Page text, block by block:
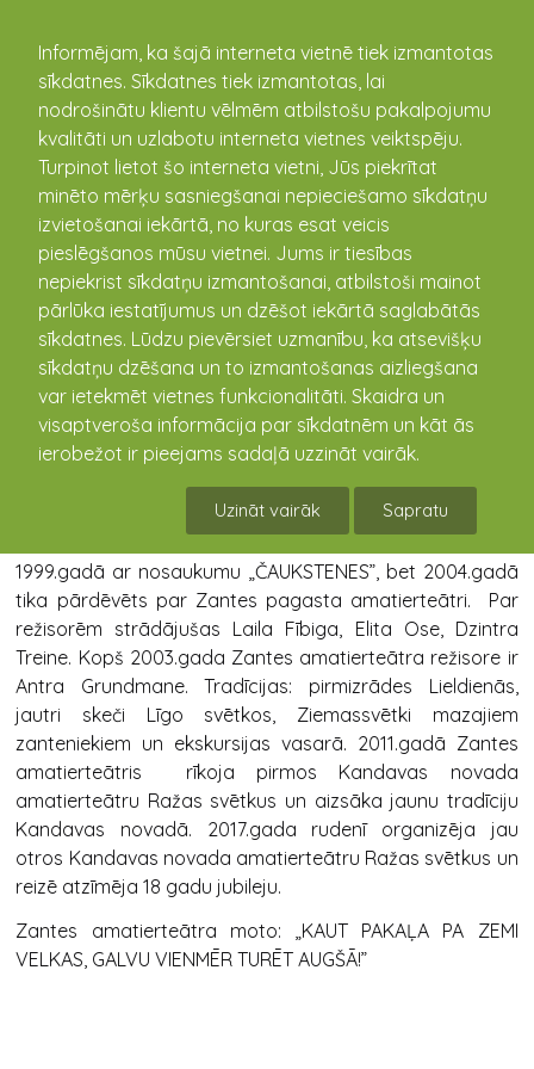
Informējam, ka šajā interneta vietnē tiek izmantotas
sīkdatnes. Sīkdatnes tiek izmantotas, lai
nodrošinātu klientu vēlmēm atbilstošu pakalpojumu
kvalitāti un uzlabotu interneta vietnes veiktspēju.
Turpinot lietot šo interneta vietni, Jūs piekrītat
minēto mērķu sasniegšanai nepieciešamo sīkdatņu
izvietošanai iekārtā, no kuras esat veicis
pieslēgšanos mūsu vietnei. Jums ir tiesības
nepiekrist sīkdatņu izmantošanai, atbilstoši mainot
pārlūka iestatījumus un dzēšot iekārtā saglabātās
sīkdatnes. Lūdzu pievērsiet uzmanību, ka atsevišķu
sīkdatņu dzēšana un to izmantošanas aizliegšana
var ietekmēt vietnes funkcionalitāti. Skaidra un
visaptveroša informācija par sīkdatnēm un kāt ās
ierobežot ir pieejams sadaļā uzzināt vairāk.
Uzināt vairāk Sapratu
kandava.lv
Zantes amatierteātris
1999.gadā ar nosaukumu „ČAUKSTENES”, bet 2004.gadā
tika pārdēvēts par Zantes pagasta amatierteātri. Par
režisorēm strādājušas Laila Fībiga, Elita Ose, Dzintra
Treine. Kopš 2003.gada Zantes amatierteātra režisore ir
Antra Grundmane. Tradīcijas: pirmizrādes Lieldienās,
jautri skeči Līgo svētkos, Ziemassvētki mazajiem
zanteniekiem un ekskursijas vasarā. 2011.gadā Zantes
amatierteātris rīkoja pirmos Kandavas novada
amatierteātru Ražas svētkus un aizsāka jaunu tradīciju
Kandavas novadā. 2017.gada rudenī organizēja jau
otros Kandavas novada amatierteātru Ražas svētkus un
reizē atzīmēja 18 gadu jubileju.
Zantes amatierteātra moto: „KAUT PAKAĻA PA ZEMI
VELKAS, GALVU VIENMĒR TURĒT AUGŠĀ!”